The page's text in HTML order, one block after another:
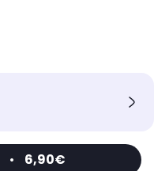
• 6,90€